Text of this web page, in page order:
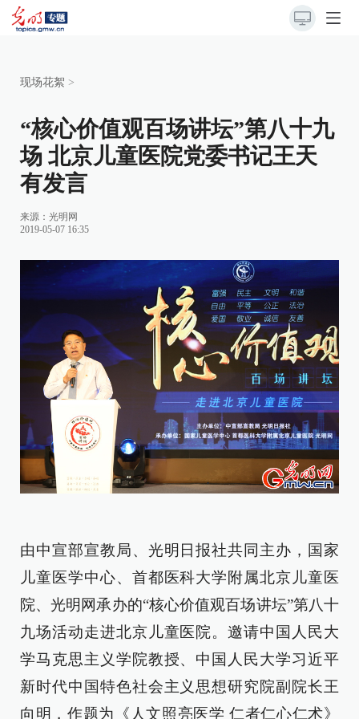
现场花絮 >
“核心价值观百场讲坛”第八十九
场 北京儿童医院党委书记王天
有发言
来源： 光明网
2019-05-07 16:35
由中宣部宣教局、光明日报社共同主办， 国家
儿童医学中心、首都医科大学附属北京儿童医
院、光明网承办的“核心价值观百场讲坛”第八十
九场活动走进北京儿童医院。邀请中国人民大
学马克思主义学院教授、中国人民大学习近平
新时代中国特色社会主义思想研究院副院长王
向明 ，作题为《 人文照亮医学 仁者仁心仁术》